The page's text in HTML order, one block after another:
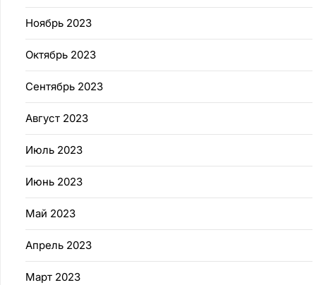
Ноябрь 2023
Октябрь 2023
Сентябрь 2023
Август 2023
Июль 2023
Июнь 2023
Май 2023
Апрель 2023
Март 2023